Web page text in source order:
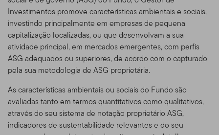
Investimentos promove características ambientais e sociais,
investindo principalmente em empresas de pequena
capitalização localizadas, ou que desenvolvam a sua
atividade principal, em mercados emergentes, com perfis
ASG adequados ou superiores, de acordo com o capturado
pela sua metodologia de ASG proprietária.
As características ambientais ou sociais do Fundo são
avaliadas tanto em termos quantitativos como qualitativos,
através do seu sistema de notação proprietário ASG,
indicadores de sustentabilidade relevantes e do seu